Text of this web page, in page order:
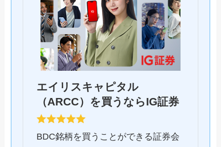
エイリスキャピタル
（ARCC）を買うならIG証券
BDC銘柄を買うことができる証券会